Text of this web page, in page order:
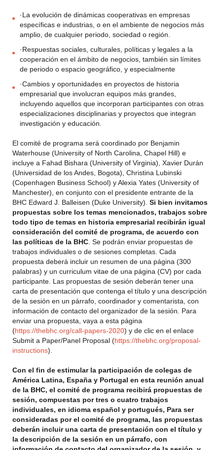
·La evolución de dinámicas cooperativas en empresas
específicas e industrias, o en el ambiente de negocios más
amplio, de cualquier periodo, sociedad o región.
·Respuestas sociales, culturales, políticas y legales a la
cooperación en el ámbito de negocios, también sin límites
de periodo o espacio geográfico, y especialmente
·Cambios y oportunidades en proyectos de historia
empresarial que involucran equipos más grandes,
incluyendo aquellos que incorporan participantes con otras
especializaciones disciplinarias y proyectos que integran
investigación y educación.
El comité de programa será coordinado por Benjamin
Waterhouse (University of North Carolina, Chapel Hill) e
incluye a Fahad Bishara (University of Virginia), Xavier Durán
(Universidad de los Andes, Bogota), Christina Lubinski
(Copenhagen Business School) y Alexia Yates (University of
Manchester), en conjunto con el presidente entrante de la
BHC Edward J. Balleisen (Duke University). Si bien invitamos
propuestas sobre los temas mencionados, trabajos sobre
todo tipo de temas en historia empresarial recibirán igual
consideración del comité de programa, de acuerdo con
las políticas de la BHC. Se podrán enviar propuestas de
trabajos individuales o de sesiones completas. Cada
propuesta deberá incluir un resumen de una página (300
palabras) y un curriculum vitae de una página (CV) por cada
participante. Las propuestas de sesión deberán tener una
carta de presentación que contenga el título y una descripción
de la sesión en un párrafo, coordinador y comentarista, con
información de contacto del organizador de la sesión. Para
enviar una propuesta, vaya a esta página
(https://thebhc.org/call-papers-2020) y de clic en el enlace
Submit a Paper/Panel Proposal (https://thebhc.org/proposal-
instructions).
Con el fin de estimular la participación de colegas de
América Latina, España y Portugal en esta reunión anual
de la BHC, el comité de programa recibirá propuestas de
sesión, compuestas por tres o cuatro trabajos
individuales, en idioma español y portugués, Para ser
consideradas por el comité de programa, las propuestas
deberán incluir una carta de presentación con el título y
la descripción de la sesión en un párrafo, con